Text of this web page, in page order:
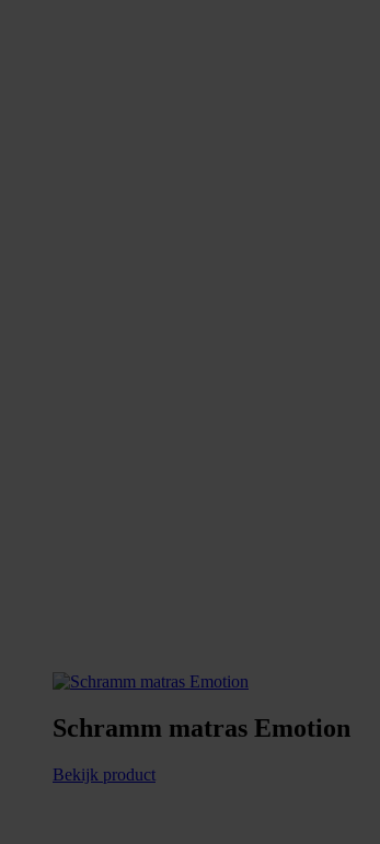
Schramm matras Emotion
Bekijk product